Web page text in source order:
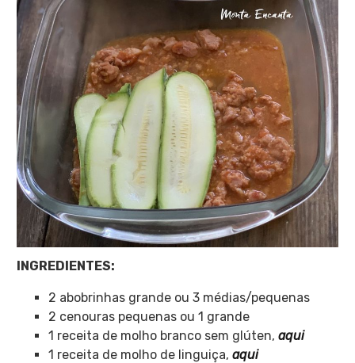
INGREDIENTES:
2 abobrinhas grande ou 3 médias/pequenas
2 cenouras pequenas ou 1 grande
1 receita de molho branco sem glúten, aqui
1 receita de molho de linguiça, aqui